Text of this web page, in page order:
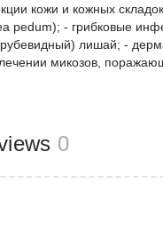
кожи и кожных
pedum); - грибковые
лишай; -
микозов,
0